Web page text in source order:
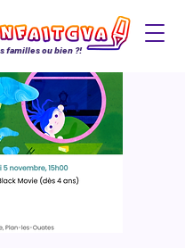
familles ou bien ?!